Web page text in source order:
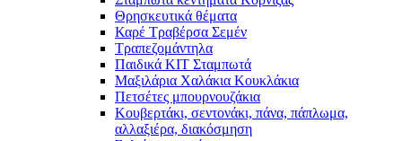
Θρησκευτικά θέματα
Καρέ Τραβέρσα Σεμέν
Τραπεζομάντηλα
Παιδικά KIT Σταμπωτά
Μαξιλάρια Χαλάκια Κουκλάκια
Πετσέτες μπουρνουζάκια
Κουβερτάκι, σεντονάκι, πάνα, πάπλωμα,
αλλαξιέρα, διακόσμηση